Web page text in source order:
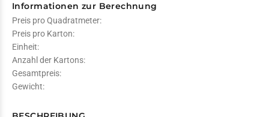
Informationen zur Berechnung
Preis pro Quadratmeter:
Preis pro Karton:
Einheit:
Anzahl der Kartons:
Gesamtpreis:
Gewicht: